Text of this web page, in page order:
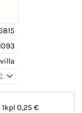
1kpl 0,25 €